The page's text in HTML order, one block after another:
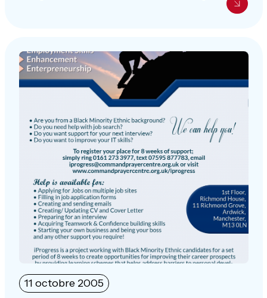
11 octobre 2005